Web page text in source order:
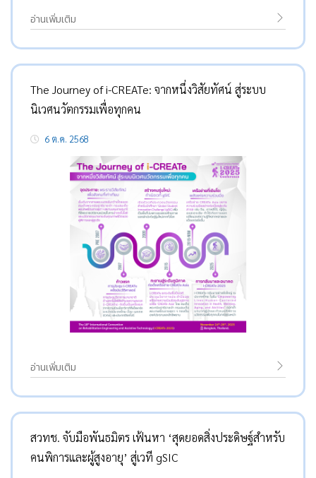
อ่านเพิ่มเติม
The Journey of i-CREATe: จากหนึ่งวิสัยทัศน์ สู่ระบบ
นิเวศนวัตกรรมเพื่อทุกคน
6 ต.ค. 2568
อ่านเพิ่มเติม
สวทช. จับมือพันธมิตร เฟ้นหา ‘สุดยอดสิ่งประดิษฐ์สำหรับ
คนพิการและผู้สูงอายุ’ สู่เวที gSIC